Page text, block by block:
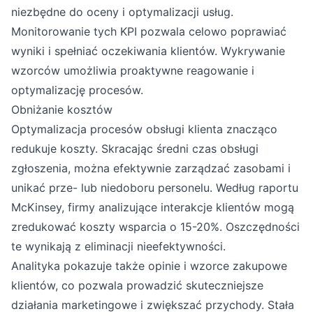
niezbędne do oceny i optymalizacji usług.
Monitorowanie tych KPI pozwala celowo poprawiać
wyniki i spełniać oczekiwania klientów. Wykrywanie
wzorców umożliwia proaktywne reagowanie i
optymalizację procesów.
Obniżanie kosztów
Optymalizacja procesów obsługi klienta znacząco
redukuje koszty. Skracając średni czas obsługi
zgłoszenia, można efektywnie zarządzać zasobami i
unikać prze- lub niedoboru personelu. Według raportu
McKinsey, firmy analizujące interakcje klientów mogą
zredukować koszty wsparcia o 15-20%. Oszczędności
te wynikają z eliminacji nieefektywności.
Analityka pokazuje także opinie i wzorce zakupowe
klientów, co pozwala prowadzić skuteczniejsze
działania marketingowe i zwiększać przychody. Stała